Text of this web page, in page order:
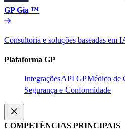
GP Gia ™​​
Consultoria e soluções baseadas em
Plataforma GP​​
Integrações​​API GP​​Médico de
Segurança e Conformidade​​
COMPETÊNCIAS PRINCIPAIS​​